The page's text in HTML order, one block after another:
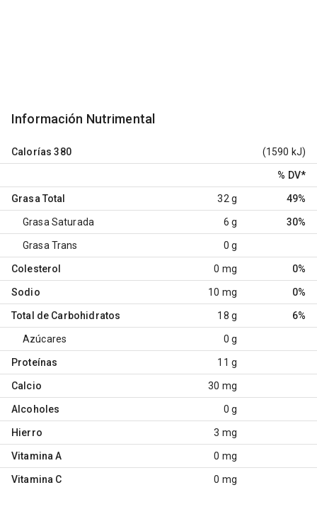
Información Nutrimental
Calorías 380 (1590 kJ)
% DV*
Grasa Total 32 g 49%
Grasa Saturada 6 g 30%
Grasa Trans 0 g
Colesterol 0 mg 0%
Sodio 10 mg 0%
Total de Carbohidratos 18 g 6%
Azúcares 0 g
Proteínas 11 g
Calcio 30 mg
Alcoholes 0 g
Hierro 3 mg
Vitamina A 0 mg
Vitamina C 0 mg